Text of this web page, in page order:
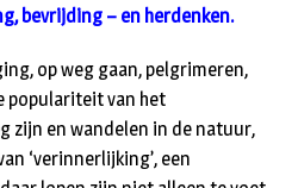
bevrijding – en herdenken.
op weg gaan, pelgrimeren,
populariteit van het
zijn en wandelen in de natuur,
‘verinnerlijking’, een